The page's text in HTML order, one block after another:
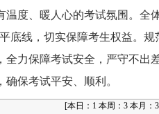
度、暖人心的考试氛围。全
底线，切实保障考生权益。
全力保障考试安全，严守不出
保考试平安、顺利。
[本日：1 本周：3 本月：